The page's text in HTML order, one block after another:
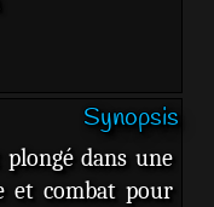
Synopsis
dans une
et combat pour